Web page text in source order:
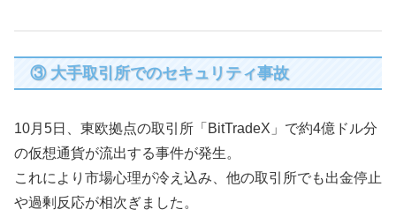
③ 大手取引所でのセキュリティ事故
10月5日、東欧拠点の取引所「BitTradeX」で約4億ドル分
の仮想通貨が流出する事件が発生。
これにより市場心理が冷え込み、他の取引所でも出金停止
や過剰反応が相次ぎました。